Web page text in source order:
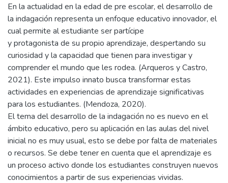
En la actualidad en la edad de pre escolar, el desarrollo de
la indagación representa un enfoque educativo innovador, el
cual permite al estudiante ser partícipe
y protagonista de su propio aprendizaje, despertando su
curiosidad y la capacidad que tienen para investigar y
comprender el mundo que les rodea. (Arqueros y Castro,
2021). Este impulso innato busca transformar estas
actividades en experiencias de aprendizaje significativas
para los estudiantes. (Mendoza, 2020).
El tema del desarrollo de la indagación no es nuevo en el
ámbito educativo, pero su aplicación en las aulas del nivel
inicial no es muy usual, esto se debe por falta de materiales
o recursos. Se debe tener en cuenta que el aprendizaje es
un proceso activo donde los estudiantes construyen nuevos
conocimientos a partir de sus experiencias vividas.